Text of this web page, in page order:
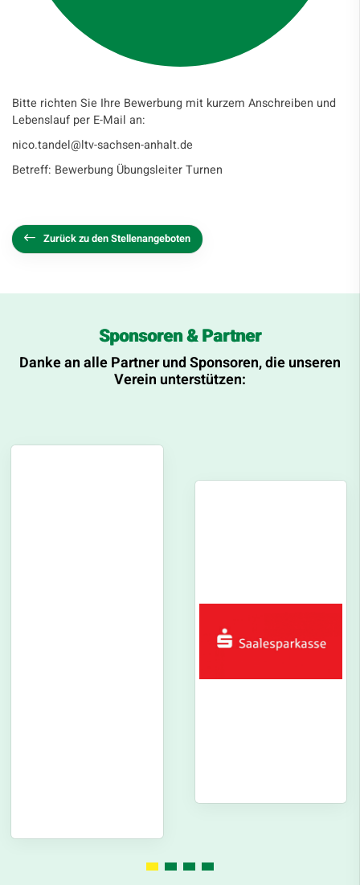
Bitte richten Sie Ihre Bewerbung mit kurzem Anschreiben und
Lebenslauf per E-Mail an:
nico.tandel@ltv-sachsen-anhalt.de
Betreff: Bewerbung Übungsleiter Turnen
Zurück zu den Stellenangeboten
Sponsoren & Partner
Danke an alle Partner und Sponsoren, die unseren
Verein unterstützen: